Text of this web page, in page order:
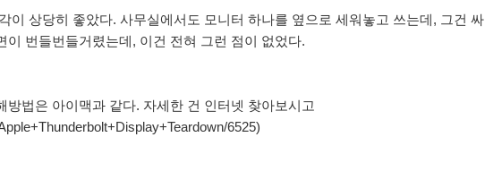
이 상당히 좋았다. 사무실에서도 모니터 하나를 옆으로 세워놓고 쓰는데, 그건 싸
이 번들번들거렸는데, 이건 전혀 그런 점이 없었다.
방법은 아이맥과 같다. 자세한 건 인터넷 찾아보시고
6525)